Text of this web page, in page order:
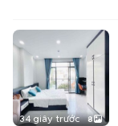
34 giây trước 8